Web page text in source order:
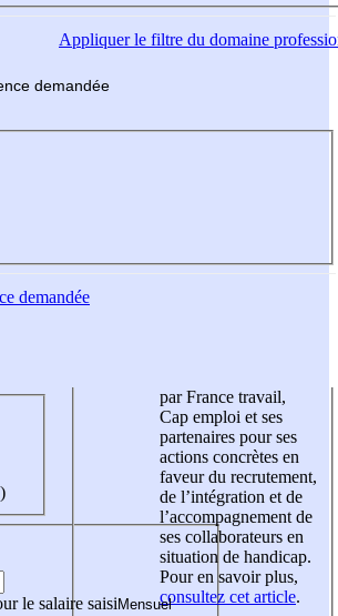
Appliquerle filtre du domaine
demandée
demandée
le salaire saisi
par France travail,
Cap emploi et ses
partenaires pour ses
actions concrètes en
faveur du recrutement,
de l’intégration et de
l’accompagnement de
ses collaborateurs en
situation de handicap.
Pour en savoir plus,
consultez cet article.